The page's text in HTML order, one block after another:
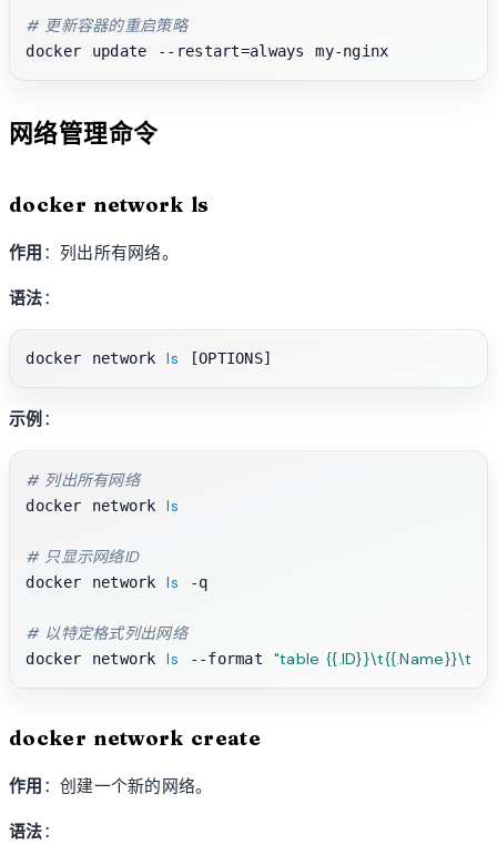
# 更新容器的重启策略
网络管理命令
docker network ls
作用 ：列出所有网络。
语法：
docker network ls
示例 ：
# 列出所有网络
docker network ls
# 只显示网络ID
docker network ls -q
# 以特定格式列出网络
docker network ls --format "table
docker network create
作用 ：创建一个新的网络。
语法：